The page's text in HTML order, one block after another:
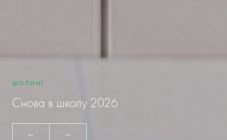
ШОПИНГ
Снова в школу 2026
← →